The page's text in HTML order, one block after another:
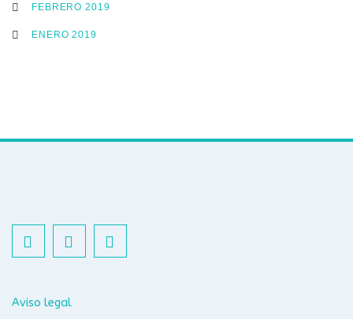
FEBRERO 2019
ENERO 2019
Aviso legal